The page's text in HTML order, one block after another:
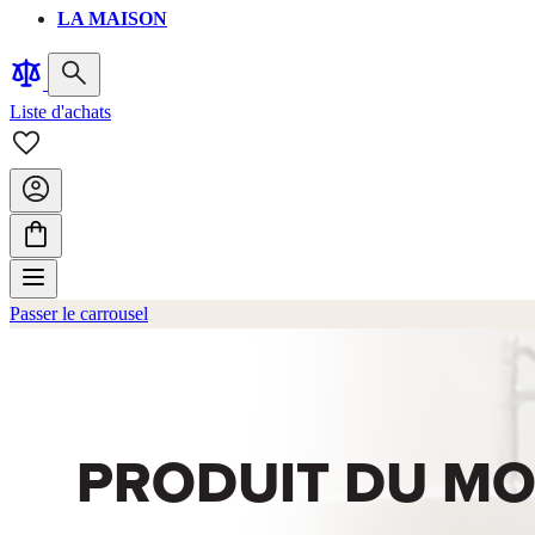
LA MAISON
Liste d'achats
Passer le carrousel
PRODUIT DU